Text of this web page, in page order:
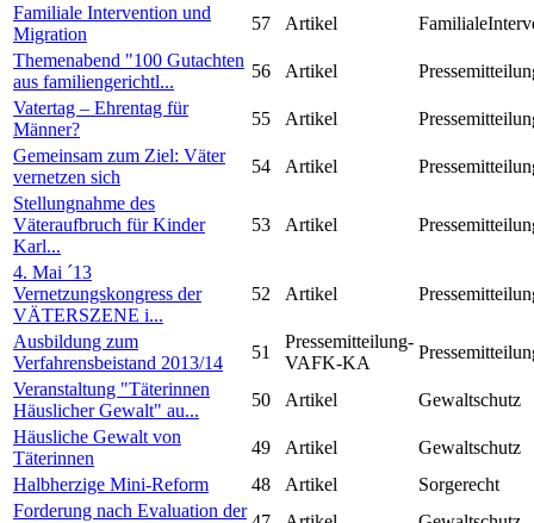
Familiale Intervention und
Migration
57 Artikel
Themenabend "100 Gutachten
aus familiengerichtl...
56 Artikel
Vatertag – Ehrentag für
Männer?
55 Artikel
Gemeinsam zum Ziel: Väter
vernetzen sich
54 Artikel
Stellungnahme des
Väteraufbruch für Kinder
Karl...
53 Artikel
4. Mai ´13
Vernetzungskongress der
VÄTERSZENE i...
52 Artikel
Ausbildung zum
Verfahrensbeistand 2013/14
51
Pressemitteilung-
VAFK-KA
Veranstaltung "Täterinnen
Häuslicher Gewalt" au...
50 Artikel
Gewaltschutz
Häusliche Gewalt von
Täterinnen
49 Artikel
Gewaltschutz
Halbherzige Mini-Reform
48 Artikel
Sorgerecht
Forderung nach Evaluation der